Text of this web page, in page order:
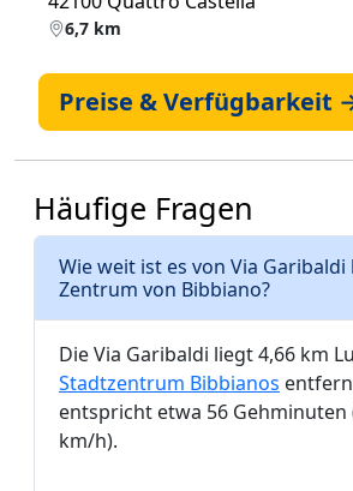
6,7 km
Preise & Verfügbarkeit
Häufige Fragen
Wie weit ist es von Via Garibaldi
Zentrum von Bibbiano?
Die Via Garibaldi liegt 4,66 km
Stadtzentrum Bibbianos
entspricht etwa 56 Gehminuten
km/h).